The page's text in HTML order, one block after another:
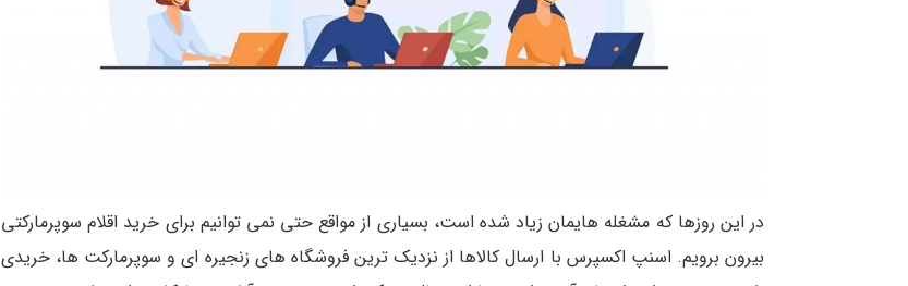
در این روزها که مشغله هایمان زیاد شده است، بسیاری از مواقع حتی نمی توانیم برای خرید اقلام سوپرمارکتی
بیرون برویم. اسنپ اکسپرس با ارسال کالاها از نزدیک ترین فروشگاه های زنجیره ای و سوپرمارکت ها، خریدی